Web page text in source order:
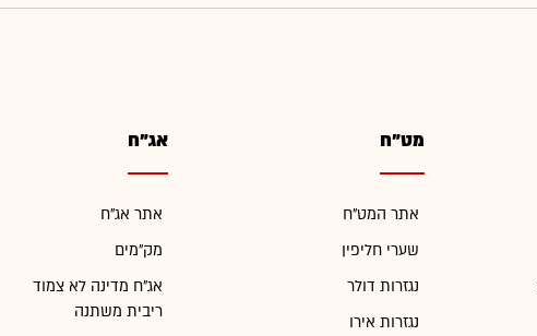
מט"ח
אתר המט"ח
שערי חליפין
נגזרות דולר
נגזרות אירו
אג"ח
אתר אג"ח
מק"מים
אג"ח מדינה לא צמוד
ריבית משתנה